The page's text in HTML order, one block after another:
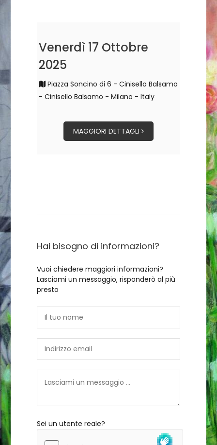
Venerdì 17 Ottobre
2025
Piazza Soncino di 6 - Cinisello Balsamo
- Cinisello Balsamo - Milano - Italy
MAGGIORI DETTAGLI
Hai bisogno di informazioni?
Vuoi chiedere maggiori informazioni?
Lasciami un messaggio, risponderò al più
presto
Sei un utente reale?